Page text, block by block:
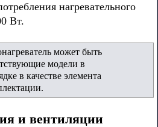
нагревательного
Вт.
может быть
модели в
в качестве элемента
и вентиляции